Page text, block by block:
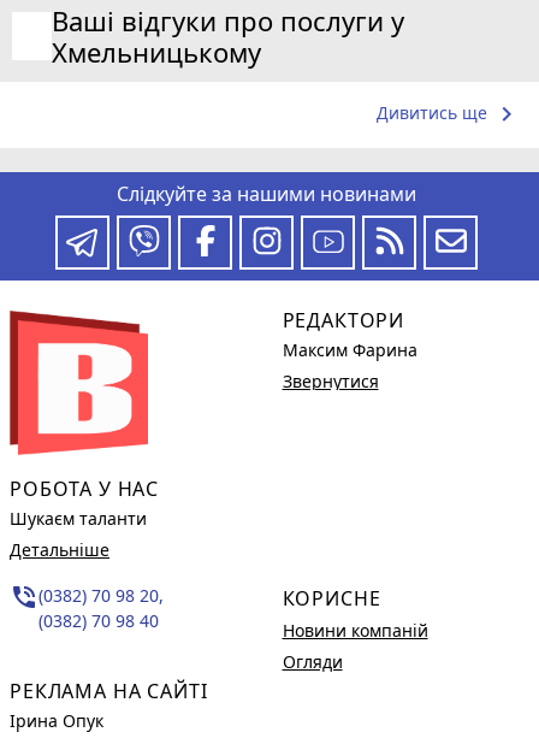
Ваші відгуки про послуги у
Хмельницькому
Дивитись ще keyboard_arrow_right
Слідкуйте за нашими новинами
РОБОТА У НАС
Шукаєм таланти
Детальніше
phone_in_talk(0382) 70 98 20,
(0382) 70 98 40
РЕКЛАМА НА САЙТІ
Ірина Опук
РЕДАКТОРИ
Максим Фарина
Звернутися
КОРИСНЕ
Новини компаній
Огляди